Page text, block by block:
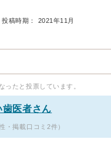
投稿時期： 2021年11月
ったと投票しています。
医者さん
・掲載口コミ2件）